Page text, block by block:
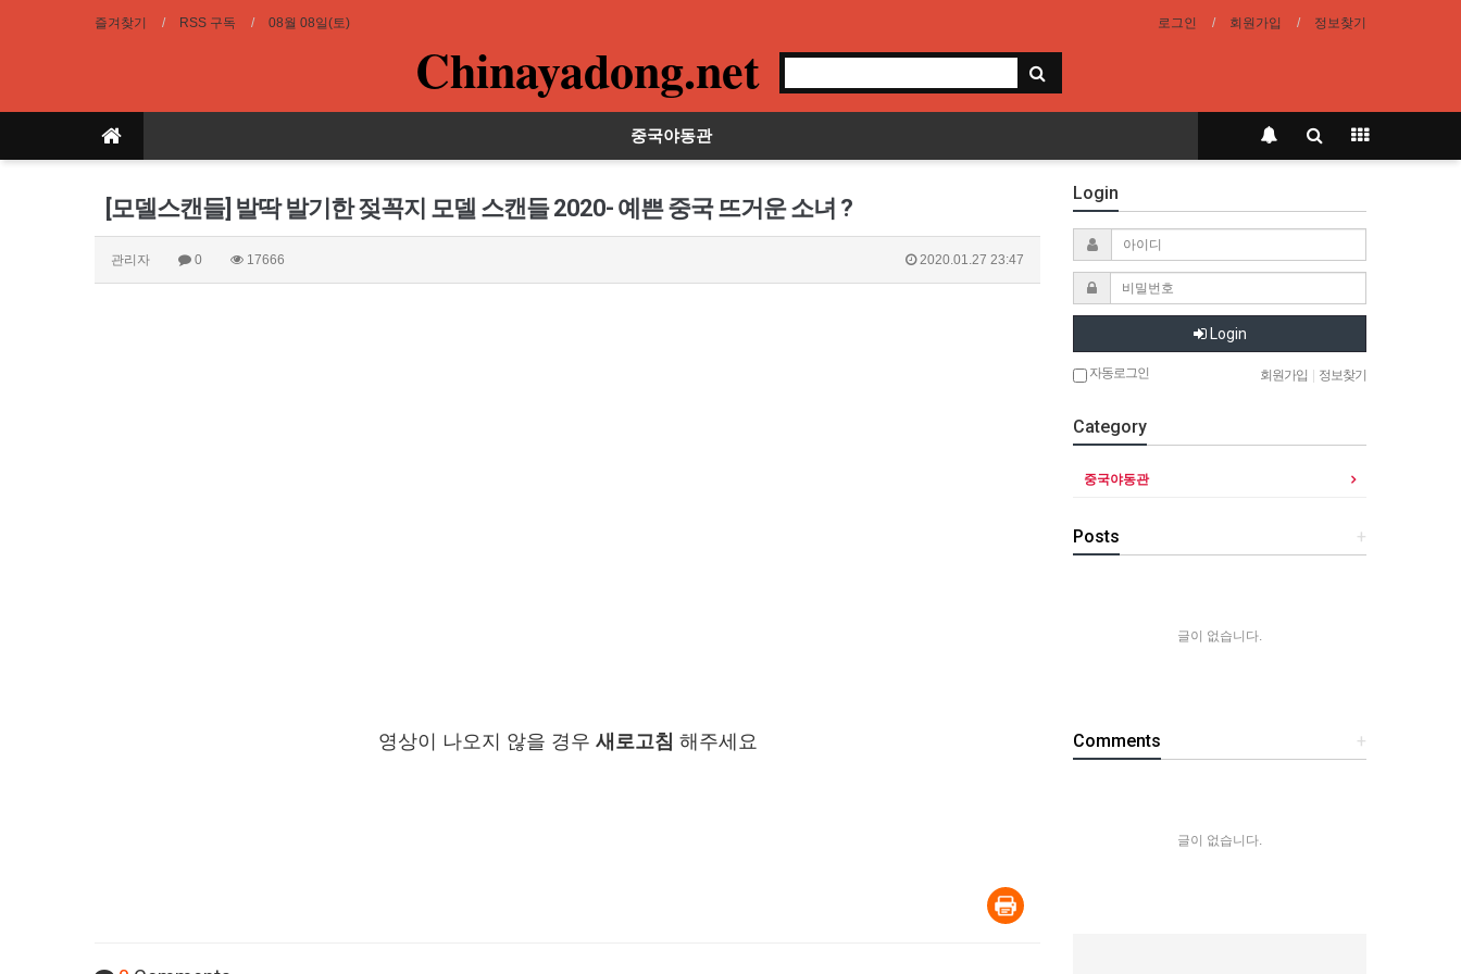
즐겨찾기 RSS 구독 08월 08일(토) 로그인 회원가입 정보찾기
Chinayadong.net
중국야동관
[모델스캔들] 발딱 발기한 젖꼭지 모델 스캔들 2020- 예쁜 중국 뜨거운 소녀 ?
관리자 0 17666 2020.01.27 23:47
영상이 나오지 않을 경우 새로고침 해주세요
Login
Login
자동로그인 회원가입 정보찾기
Category
중국야동관
+
Posts
글이 없습니다.
+
Comments
글이 없습니다.